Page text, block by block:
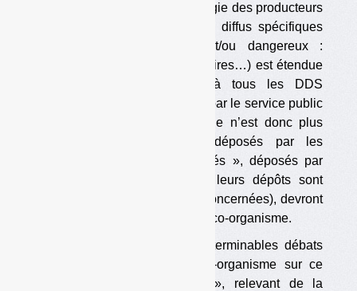
La filière de responsabilité élargie des producteurs
(REP) applicable aux déchets diffus spécifiques
(DDS ;produits chimiques et/ou dangereux :
peintures, solvants, phytosanitaires…) est étendue
à compter du 1er janvier à tous les DDS
« susceptibles d’être collectés par le service public
de gestion des déchets ». Elle n’est donc plus
restreinte aux seuls DDS déposés par les
ménages. Les DDS « assimilés », déposés par
exemple par les artisans (si leurs dépôts sont
acceptés par les collectivités concernées), devront
aussi être pris en charge par l’éco-organisme.
Cela devrait mettre fin aux interminables débats
entre les collectivités et l’éco-organisme sur ce
qu’est un DDS « ménager », relevant de la